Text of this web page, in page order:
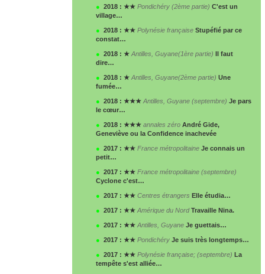
● 2018 : ★★ Pondichéry (2ème partie) C'est un
village…
● 2018 : ★★ Polynésie française Stupéfié par ce
constat…
● 2018 : ★ Antilles, Guyane(1ère partie) Il faut
dire…
● 2018 : ★ Antilles, Guyane(2ème partie) Une
fumée…
● 2018 : ★★★ Antilles, Guyane (septembre) Je pars
le cœur…
● 2018 : ★★★ annales zéro André Gide,
Geneviève ou la Confidence inachevée
● 2017 : ★★ France métropolitaine Je connais un
petit…
● 2017 : ★★ France métropolitaine (septembre)
Cyclone c'est…
● 2017 : ★★ Centres étrangers Elle étudia…
● 2017 : ★★ Amérique du NordTravaille Nina.
● 2017 : ★★ Antilles, Guyane Je guettais…
● 2017 : ★★ Pondichéry Je suis très longtemps…
● 2017 : ★★ Polynésie française; (septembre) La
tempête s'est alliée…